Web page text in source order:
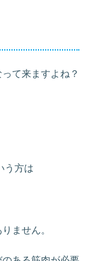
て来ますよね？
う方は
ません。